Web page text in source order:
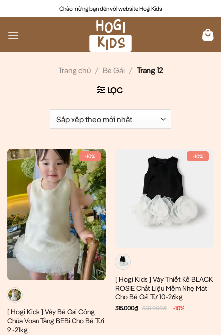
đến
nội
Chào mừng bạn đến với website Hogi Kids
Trang chủ / Bé Gái / Trang 12
LỌC
-10%
[ Hogi Kids ] Váy Bé Gái Công
Chúa Voan Tầng BEBi Cho Bé Từi
9 -21kg
-10%
[ Hogi Kids ] Váy Thiết Kế BLACK
ROSIE Chất Liệu Mềm Nhẹ Mát
Cho Bé Gái Từ 10-26kg
315.000₫ 350.000₫ -10%